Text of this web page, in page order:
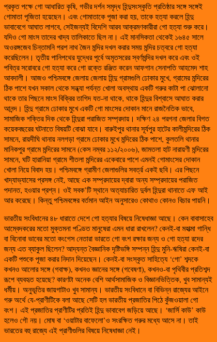
প্রকৃত পক্ষে গো আধারিত কৃষি, গভীর দর্শন সমৃদ্ধ হিন্দুসংস্কৃতি প্রতিষ্ঠার সঙ্গে সঙ্গেই
গোমাতা পূজিতা হয়েছেন। এবং গোমাতাকে পূজা করা হয়, তাকে হত্যা করলে হিন্দু
ভাবাবেগে আঘাত লাগবে, সেইজন্যই বিদেশি আরব আক্রমণকারীরা গো হত্যা শুরু করে।
যদিও গো মাংস তাদের খাদ্য তালিকাতে ছিল না। এই মানসিকতা থেকেই ১৬৪৫ সালে
অওরঙ্গজেব চিন্তামনি পরশ নাথ জৈন মন্দির দখল করার সময় মন্দির চত্বরে গো হত্যা
করেছিলেন। তৃতীয় পানিপথের যুদ্ধের পূর্বে অমৃতসরের স্বর্ণমন্দির দখল করে এবং ওই
পবিত্র সরোবরে গো হত্যা করে গো রক্তে রঞ্জিত করেন আফগান সেনাপতি আহমেদ শাহ
আবদালী। আজও পশ্চিমবঙ্গে জেলায় জেলায় হিন্দু গ্রামগুলি ঢোকার মুখে, গ্রামের মন্দিরের
ঠিক পাশে যখন সকাল থেকে সন্ধ্যা পর্যন্ত খোলা অবস্থায় একটি গরুর কাটা পা ঝোলানো
থাকে তার পিছনে মাংস বিক্রির তাগিদ যত-না থাকে, থাকে হিন্দুর বিশ্বাসে আঘাত করার
আনন্দ। হিন্দু গ্রামে ঢোকার মুখে একটি গো মাংসের দোকান মানে রাজনৈতিক ভাবে,
সামাজিক শক্তির দিক থেকে হিন্দুরা পরাজিত সম্প্রদায়। দক্ষিণ ২৪ পরগনা জেলার বিগত
কয়েকবছরের ঘটনাতে বিষয়টি বোঝা যাবে। বারুইপুর থানার সূর্যপুর হাটের কালীমন্দিরের ঠিক
সামনে, রায়দীঘি থানায় নলগড়া গ্রামে ঢোকার মুখে মন্দিরের ঠিক পাশে, কুলতলি থানার
মানিকপুর গ্রামে মন্দিরের সামনে (কেস নম্বর ১১২/২০০৬), জামতলা হাট নারায়ণী মন্দিরের
সামনে, ঘটি হারানিয়া গ্রামে শীতলা মন্দিরের একেবারে পাশে এমনই গোমাংসের দোকান
খোলা নিয়ে বিবাদ হয়। পশ্চিমবঙ্গে গ্রামীণ জেলাগুলির সবর্ত্র একই ছবি। এর পিছনে
খাদ্যাভ্যাসের প্রসঙ্গ নেই, আছে এক সম্প্রদায়ের দ্বারা অন্য সম্প্রদায়ের পরাজিত
পদানত, হওয়ার প্রশ্ন। ওই সবক’টি স্থানে অত্যাচারিত দুর্বল হিন্দুরা থানাতে এফ আই
আর করেছে। কিন্তু পশ্চিমবঙ্গের বর্তমান আইন অনুসারেও কোথাও কোনও বিচার পায়নি।
ভারতীয় সংবিধানের ৪৮ ধারাতে দেশে গো হত্যার বিষয়ে নিষেধাজ্ঞা আছে। কেন বাবাসাহেব
আম্বেদকরের মতো মুক্তমনা পণ্ডিত মানুষেরা এমন ধারা রাখলেন? কেনই-বা মহাত্মা গান্ধি
বা বিনোবা ভাবের মতো কংগেস নেতারা ভারতে গো বংশ রক্ষার জন্য ও গো হত্যা রদের
জন্য এত ব্যাকুল ছিলেন? আদ্যন্ত বৈজ্ঞানিক দৃষ্টিভঙ্গি সম্পন্ন হিন্দু মুনি-ঋষিরা কেনই-বা
একটি পশুকে পূজা করার নিদান দিয়েছেন। কেনই-বা সংস্কৃত সাহিত্যে ‘গো’ শব্দকে
কখনও আলোর সঙ্গে (গবাক্ষ), কখনও জ্ঞানের সঙ্গে (গবেষণা), কখনও-বা পৃথিবীর প্রতিশব্দ
রূপে ব্যবহৃত হয়েছে? কারণটা অনেক বেশি আর্থসামাজিক ও বিজ্ঞানভিত্তিক, খুব সামান্যই
ধর্মীয়। অনুভূতির জায়গাটাও খুব সামান্য। ভারতীয় সংবিধানে বা বিভিন্ন রাজ্যের আইনে
গরু অর্থে যে-প্রাণীটিকে বলা আছে সেটি হল ভারতীয় প্রজাতির পিঠে কুঁজওয়ালা গো
বংশ। এই প্রজাতির প্রাণীটির প্রতিই হিন্দু ভাবাবেগ জড়িয়ে আছে। ‘জার্সি কাউ’ কাউ
হলেও গৌ নয়। মোষ বা ‘ওয়াটার বাফেলো’ও সংরক্ষিত গরুর মধ্যে আসে না। তাই
ভারতের বহু রাজ্যে এই প্রাণীগুলির বিষয়ে নিষেধাজ্ঞা নেই।